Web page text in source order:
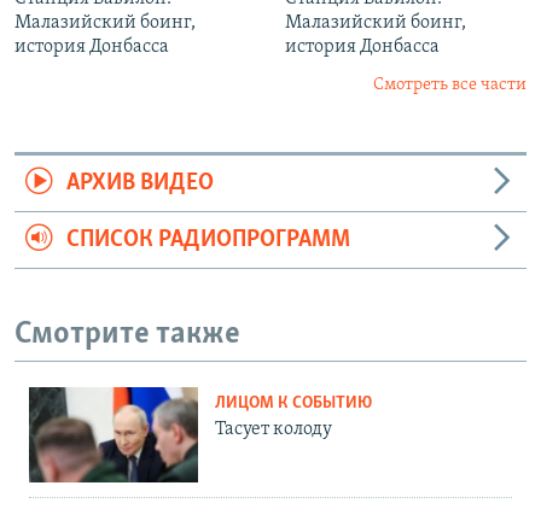
Малазийский боинг,
история Донбасса
Малазийский боинг,
история Донбасса
Смотреть все части
АРХИВ ВИДЕО
СПИСОК РАДИОПРОГРАММ
Смотрите также
ЛИЦОМ К СОБЫТИЮ
Тасует колоду